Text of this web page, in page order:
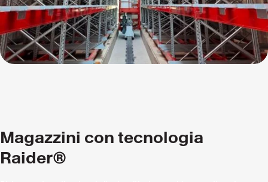
Magazzini con tecnologia
Raider®